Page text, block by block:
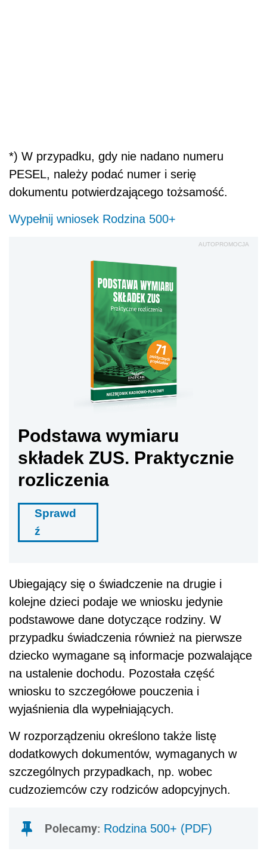
*) W przypadku, gdy nie nadano numeru
PESEL, należy podać numer i serię
dokumentu potwierdzającego tożsamość.
Wypełnij wniosek Rodzina 500+
AUTOPROMOCJA
Podstawa wymiaru
składek ZUS. Praktycznie
rozliczenia
Sprawd
ź
Ubiegający się o świadczenie na drugie i
kolejne dzieci podaje we wniosku jedynie
podstawowe dane dotyczące rodziny. W
przypadku świadczenia również na pierwsze
dziecko wymagane są informacje pozwalające
na ustalenie dochodu. Pozostała część
wniosku to szczegółowe pouczenia i
wyjaśnienia dla wypełniających.
W rozporządzeniu określono także listę
dodatkowych dokumentów, wymaganych w
szczególnych przypadkach, np. wobec
cudzoziemców czy rodziców adopcyjnych.
Polecamy: Rodzina 500+ (PDF)